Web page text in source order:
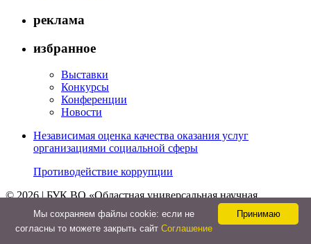
реклама
избранное
Выставки
Конкурсы
Конференции
Новости
Независимая оценка качества оказания услуг
организациями социальной сферы
Противодействие коррупции
© 2026 | БУК ВО «Областная универсальная научная
библиотека»
Принимаю
Мы cохраняем файлы cookie: если не
согласны то можете закрыть сайт Соглашение